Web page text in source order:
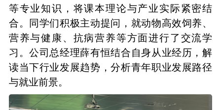
等专业知识，将课本理论与产业实际紧密结
合。同学们积极主动提问，就动物高效饲养、
营养与健康、抗病营养等方面进行了交流学
习。公司总经理薛有恒结合自身从业经历，解
读当下行业发展趋势，分析青年职业发展路径
与就业前景。